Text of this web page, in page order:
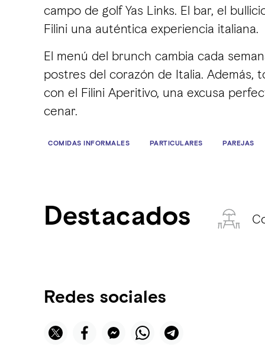
campo de golf Yas Links. El bar, el
Filini una auténtica experiencia italiana.
El menú del brunch cambia cada
postres del corazón de Italia. Además,
con el Filini Aperitivo, una excusa
cenar.
COMIDAS INFORMALES PARTICULARES PAREJAS
Destacados
Redes sociales